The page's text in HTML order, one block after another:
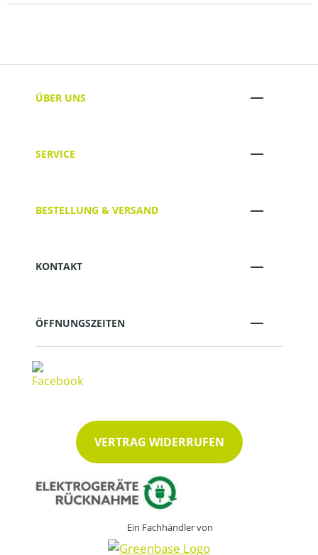
ÜBER UNS
SERVICE
BESTELLUNG & VERSAND
KONTAKT
ÖFFNUNGSZEITEN
VERTRAG WIDERRUFEN
Ein Fachhändler von